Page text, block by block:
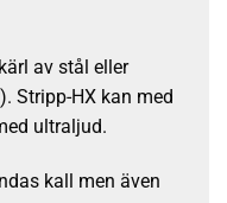
av stål eller
Stripp-HX kan med
ultraljud.
kall men även